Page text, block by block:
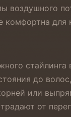
воздушного
комфортна
стайлинга
до
или
от